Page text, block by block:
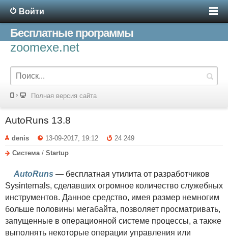
Войти
Бесплатные программы
zoomexe.net
Полная версия сайта
AutoRuns 13.8
denis 13-09-2017, 19:12
24 249
Система / Startup
AutoRuns — бесплатная утилита от разработчиков
Sysinternals, сделавших огромное количество служебных
инструментов. Данное средство, имея размер немногим
больше половины мегабайта, позволяет просматривать,
запущенные в операционной системе процессы, а также
выполнять некоторые операции управления или